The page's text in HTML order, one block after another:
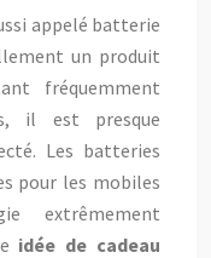
appelé batterie
un produit
fréquemment
il est presque
Les batteries
pour les mobiles
extrêmement
idée de cadeau